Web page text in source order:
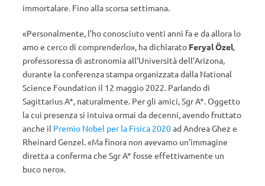
immortalare. Fino alla scorsa settimana.
«Personalmente, l’ho conosciuto venti anni fa e da allora lo
amo e cerco di comprenderlo», ha dichiarato Feryal Özel,
professoressa di astronomia all’Università dell’Arizona,
durante la conferenza stampa organizzata dalla National
Science Foundation il 12 maggio 2022. Parlando di
Sagittarius A*, naturalmente. Per gli amici, Sgr A*. Oggetto
la cui presenza si intuiva ormai da decenni, avendo fruttato
anche il Premio Nobel per la Fisica 2020ad Andrea Ghez e
Rheinard Genzel. «Ma finora non avevamo un’immagine
diretta a conferma che Sgr A* fosse effettivamente un
buco nero».